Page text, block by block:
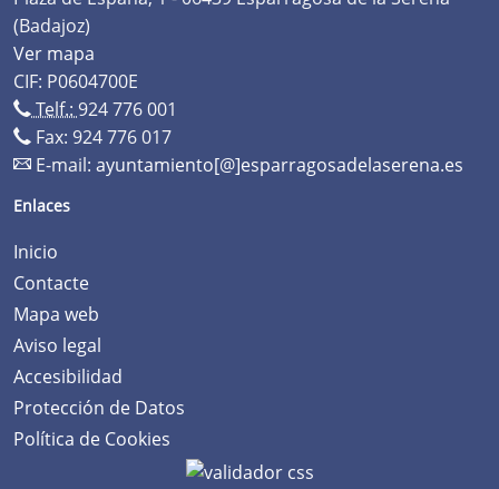
(Badajoz)
Ver mapa
CIF: P0604700E
Telf.: 924 776 001
Fax: 924 776 017
E-mail: ayuntamiento[@]esparragosadelaserena.es
Enlaces
Inicio
Contacte
Mapa web
Aviso legal
Accesibilidad
Protección de Datos
Política de Cookies